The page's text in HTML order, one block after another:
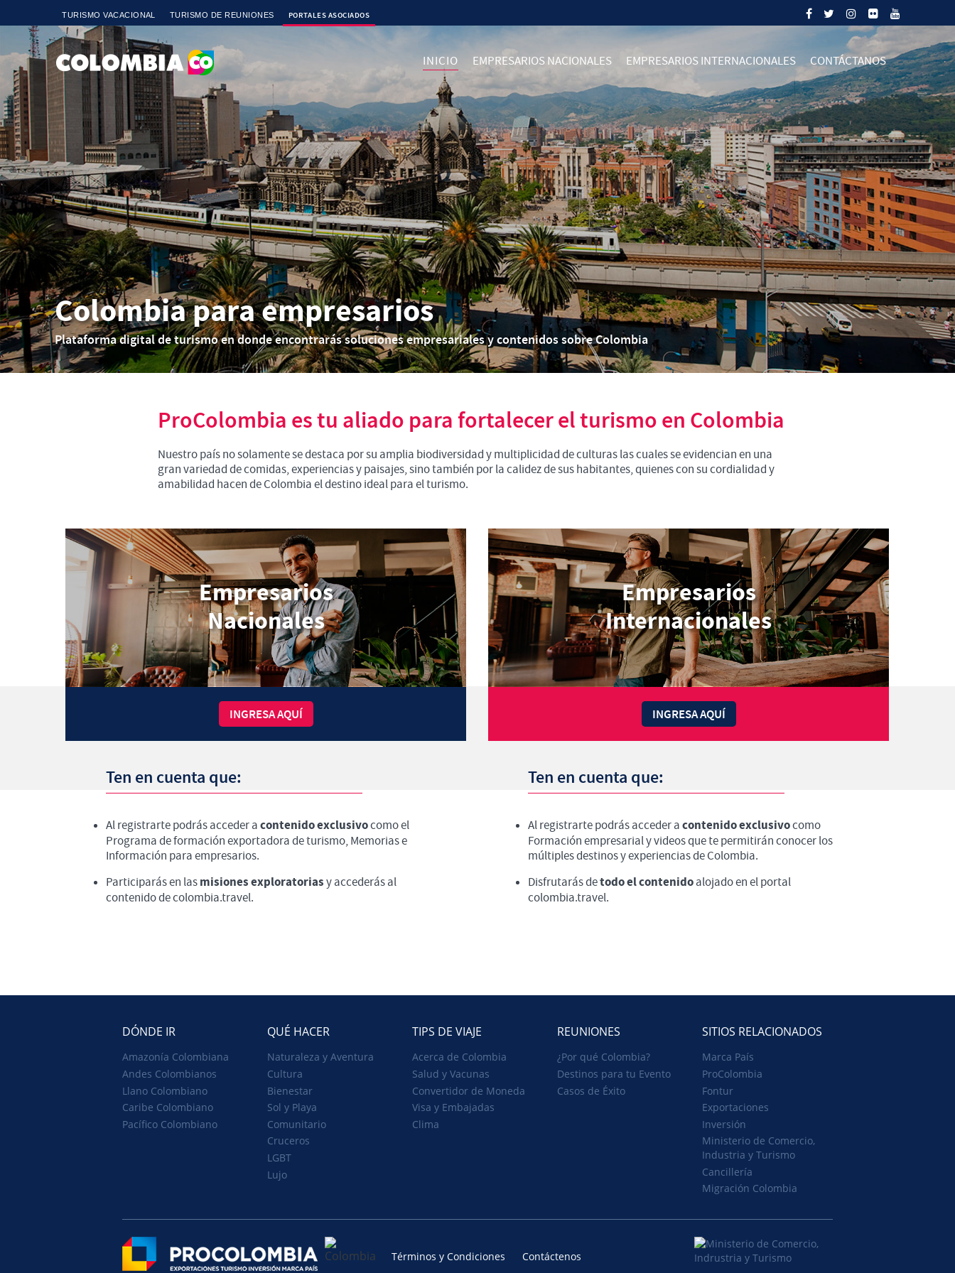
TURISMO VACACIONAL TURISMO DE REUNIONES PORTALES ASOCIADOS
INICIO EMPRESARIOS NACIONALES EMPRESARIOS INTERNACIONALES CONTÁCTANOS
Colombia para empresarios
Plataforma digital de turismo en donde encontrarás soluciones empresariales y contenidos sobre Colombia
ProColombia es tu aliado para fortalecer el turismo en Colombia
Nuestro país no solamente se destaca por su amplia biodiversidad y multiplicidad de culturas las cuales se evidencian en una
gran variedad de comidas, experiencias y paisajes, sino también por la calidez de sus habitantes, quienes con su cordialidad y
amabilidad hacen de Colombia el destino ideal para el turismo.
Empresarios
Nacionales
INGRESA AQUÍ
Ten en cuenta que:
Al registrarte podrás acceder acontenido exclusivocomo el
Programa de formación exportadora de turismo, Memorias e
Información para empresarios.
Participarás en lasmisiones exploratoriasy accederás al
contenido de colombia.travel.
Empresarios
Internacionales
INGRESA AQUÍ
Ten en cuenta que:
Al registrarte podrás acceder acontenido exclusivocomo
Formación empresarial y videos que te permitirán conocer los
múltiples destinos y experiencias de Colombia.
Disfrutarás detodo el contenidoalojado en el portal
colombia.travel.
DÓNDE IR
Amazonía Colombiana
Andes Colombianos
Llano Colombiano
Caribe Colombiano
Pacífico Colombiano
QUÉ HACER
Naturaleza y Aventura
Cultura
Bienestar
Sol y Playa
Comunitario
Cruceros
LGBT
Lujo
TIPS DE VIAJE
Acerca de Colombia
Salud y Vacunas
Convertidor de Moneda
Visa y Embajadas
Clima
REUNIONES
¿Por qué Colombia?
Destinos para tu Evento
Casos de Éxito
SITIOS RELACIONADOS
Marca País
ProColombia
Fontur
Exportaciones
Inversión
Ministerio de Comercio,
Industria y Turismo
Cancillería
Migración Colombia
Términos y Condiciones Contáctenos